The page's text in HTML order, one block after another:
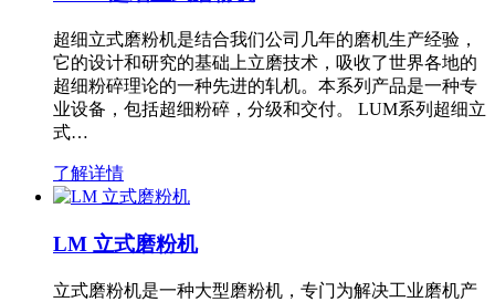
超细立式磨粉机是结合我们公司几年的磨机生产经验，
它的设计和研究的基础上立磨技术，吸收了世界各地的
超细粉碎理论的一种先进的轧机。本系列产品是一种专
业设备，包括超细粉碎，分级和交付。 LUM系列超细立
式…
了解详情
LM 立式磨粉机
立式磨粉机是一种大型磨粉机，专门为解决工业磨机产